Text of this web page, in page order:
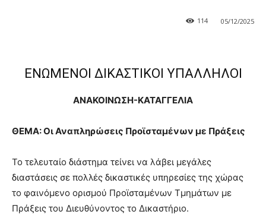
114 05/12/2025
ΕΝΩΜΕΝΟΙ ΔΙΚΑΣΤΙΚΟΙ ΥΠΑΛΛΗΛΟΙ
ΑΝΑΚΟΙΝΩΣΗ-ΚΑΤΑΓΓΕΛΙΑ
ΘΕΜΑ: Οι Αναπληρώσεις Προϊσταμένων με Πράξεις
Το τελευταίο διάστημα τείνει να λάβει μεγάλες
διαστάσεις σε πολλές δικαστικές υπηρεσίες της χώρας
το φαινόμενο ορισμού Προϊσταμένων Τμημάτων με
Πράξεις του Διευθύνοντος το Δικαστήριο.